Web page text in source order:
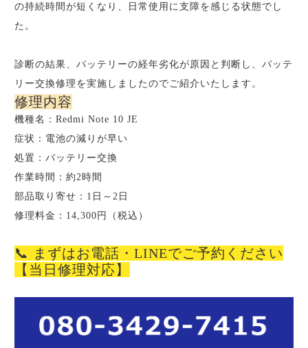
の持続時間が短くなり、日常使用に支障を感じる状態でし
た。
診断の結果、バッテリーの経年劣化が原因と判断し、バッテ
リー交換修理を実施しましたのでご紹介いたします。
修理内容
機種名：Redmi Note 10 JE
症状：電池の減りが早い
処置：バッテリー交換
作業時間：約2時間
部品取り寄せ：1日～2日
修理料金：14,300円（税込）
📞 まずはお電話・LINEでご予約ください
【当日修理対応】